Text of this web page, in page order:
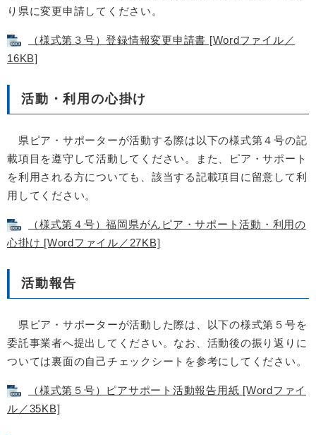
り県に変更申請してください。
（様式第３号）登録情報変更申請書 [Wordファイル／
16KB]
活動・利用の心掛け
県ピア・サポーターが活動する際は以下の様式第４号の記
載項目を遵守して活動してください。また、ピア・サポート
を利用される方についても、該当する記載項目に留意して利
用してください。
（様式第４号）福岡県がんピア・サポート活動・利用の
心掛け [Wordファイル／27KB]
活動報告
県ピア・サポーターが活動した際は、以下の様式第５号を
委託事業者へ提出してください。なお、活動後の振り返りに
ついては裏面の自己チェックシートを参考にしてください。
（様式第５号）ピアサポート活動報告用紙 [Wordファイ
ル／35KB]